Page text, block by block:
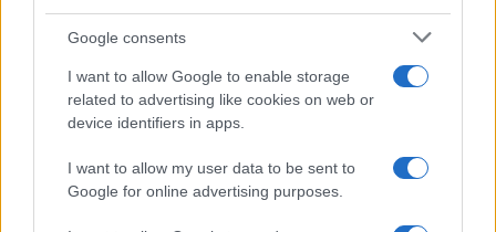
Google consents
I want to allow Google to enable storage
related to advertising like cookies on web or
device identifiers in apps.
I want to allow my user data to be sent to
Google for online advertising purposes.
I nostri cari
I nostri cari